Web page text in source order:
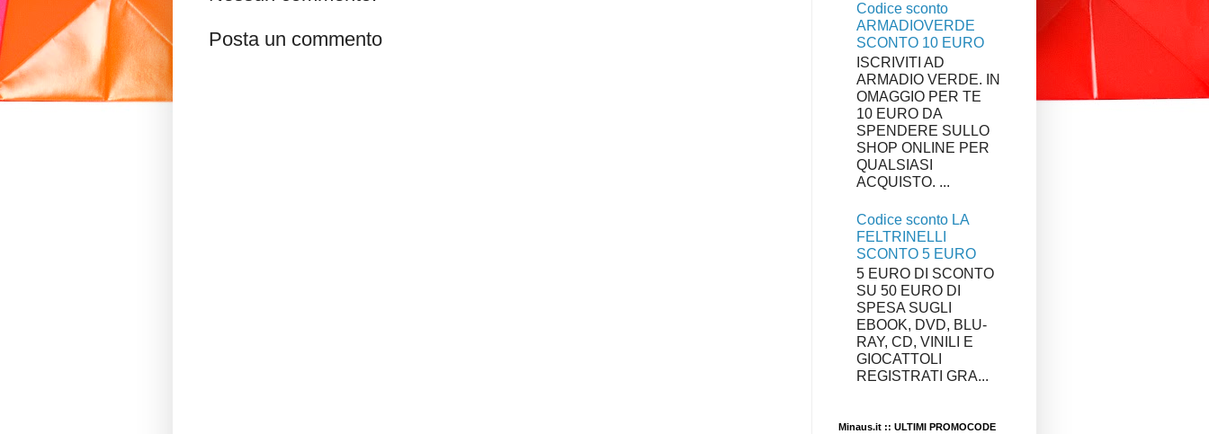
Posta un commento
Codice sconto
ARMADIOVERDE
SCONTO 10 EURO
ISCRIVITI AD
ARMADIO VERDE. IN
OMAGGIO PER TE
10 EURO DA
SPENDERE SULLO
SHOP ONLINE PER
QUALSIASI
ACQUISTO. ...
Codice sconto LA
FELTRINELLI
SCONTO 5 EURO
5 EURO DI SCONTO
SU 50 EURO DI
SPESA SUGLI
EBOOK, DVD, BLU-
RAY, CD, VINILI E
GIOCATTOLI
REGISTRATI GRA...
Minaus.it :: ULTIMI PROMOCODE